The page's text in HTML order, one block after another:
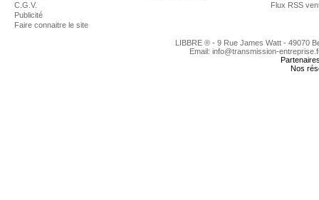
C.G.V.
Publicité
Faire connaitre le site
Flux RSS
LIBBRE ® - 9 Rue James Watt - 49070
Email: info@transmission-
Nos